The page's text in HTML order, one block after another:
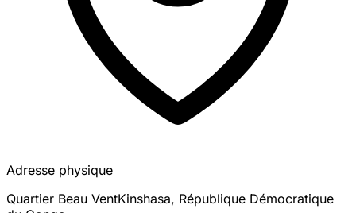
Adresse physique
Quartier Beau VentKinshasa, République Démocratique